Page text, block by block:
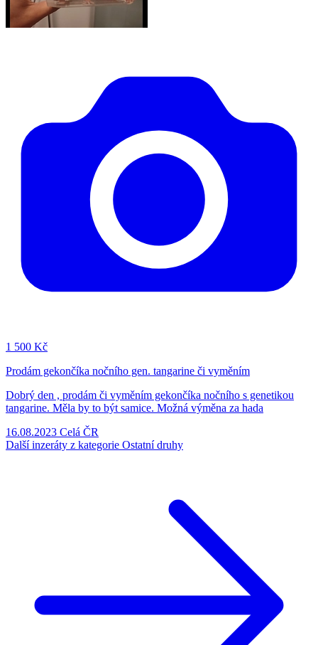
1 500 Kč
Prodám gekončíka nočního gen. tangarine či vyměním
Dobrý den , prodám či vyměním gekončíka nočního s genetikou
tangarine. Měla by to být samice. Možná výměna za hada
16.08.2023 Celá ČR
Další inzeráty z kategorie Ostatní druhy